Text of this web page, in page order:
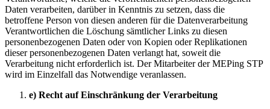
Daten verarbeiten, darüber in Kenntnis zu setzen, dass die
betroffene Person von diesen anderen für die Datenverarbeitung
Verantwortlichen die Löschung sämtlicher Links zu diesen
personenbezogenen Daten oder von Kopien oder Replikationen
dieser personenbezogenen Daten verlangt hat, soweit die
Verarbeitung nicht erforderlich ist. Der Mitarbeiter der MEPing STP
wird im Einzelfall das Notwendige veranlassen.
e) Recht auf Einschränkung der Verarbeitung